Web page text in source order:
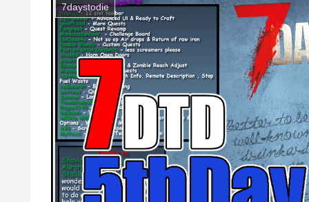
7daystodie